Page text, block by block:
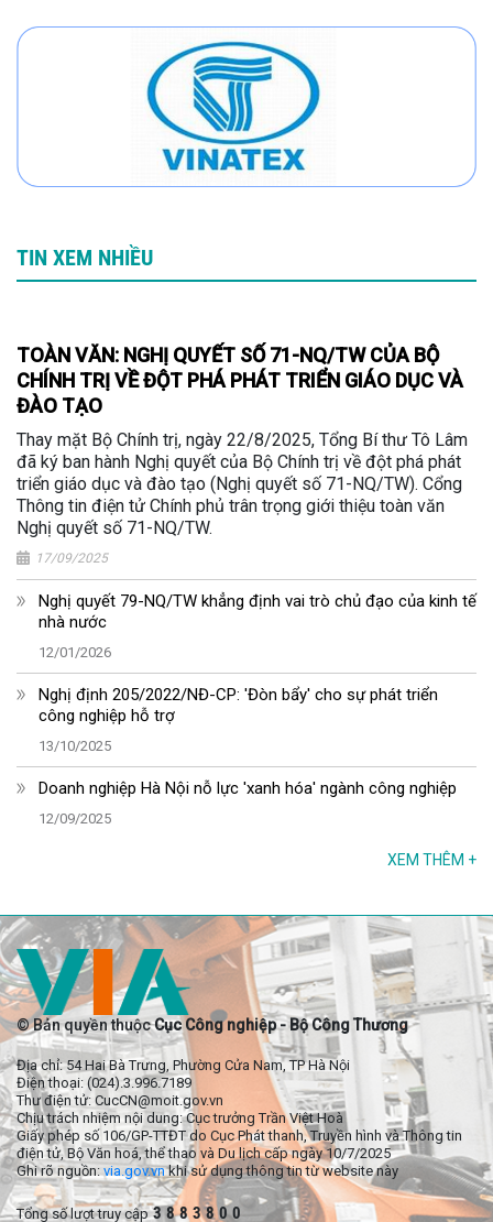
TIN XEM NHIỀU
TOÀN VĂN: NGHỊ QUYẾT SỐ 71-NQ/TW CỦA BỘ
CHÍNH TRỊ VỀ ĐỘT PHÁ PHÁT TRIỂN GIÁO DỤC VÀ
ĐÀO TẠO
Thay mặt Bộ Chính trị, ngày 22/8/2025, Tổng Bí thư Tô Lâm
đã ký ban hành Nghị quyết của Bộ Chính trị về đột phá phát
triển giáo dục và đào tạo (Nghị quyết số 71-NQ/TW). Cổng
Thông tin điện tử Chính phủ trân trọng giới thiệu toàn văn
Nghị quyết số 71-NQ/TW.
17/09/2025
Nghị quyết 79-NQ/TW khẳng định vai trò chủ đạo của kinh tế
nhà nước
12/01/2026
Nghị định 205/2022/NĐ-CP: 'Đòn bẩy' cho sự phát triển
công nghiệp hỗ trợ
13/10/2025
Doanh nghiệp Hà Nội nỗ lực 'xanh hóa' ngành công nghiệp
12/09/2025
XEM THÊM +
© Bản quyền thuộcCục Công nghiệp - Bộ Công Thương
Địa chỉ: 54 Hai Bà Trưng, Phường Cửa Nam, TP Hà Nội
Điện thoại: (024).3.996.7189
Thư điện tử: CucCN@moit.gov.vn
Chịu trách nhiệm nội dung: Cục trưởng Trần Việt Hoà
Giấy phép số 106/GP-TTĐT do Cục Phát thanh, Truyền hình và Thông tin
điện tử, Bộ Văn hoá, thể thao và Du lịch cấp ngày 10/7/2025
Ghi rõ nguồn: via.gov.vnkhi sử dụng thông tin từ website này
Tổng số lượt truy cập 3 8 8 3 8 0 0